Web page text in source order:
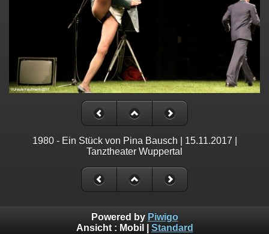
1980 - Ein Stück von Pina Bausch | 15.11.2017 |
Tanztheater Wuppertal
Powered by Piwigo
Ansicht : Mobil Standard